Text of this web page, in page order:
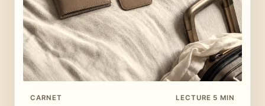
CARNET LECTURE 5 MIN